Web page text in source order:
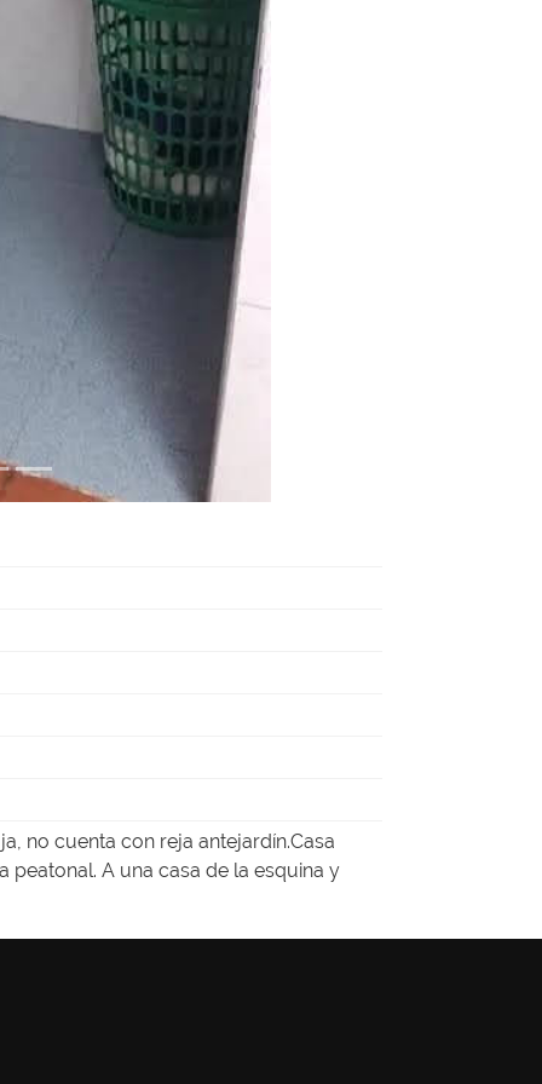
no cuenta con reja antejardín.Casa
peatonal. A una casa de la esquina y